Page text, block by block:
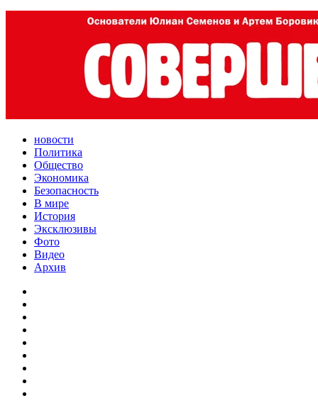
новости
Политика
Общество
Экономика
Безопасность
В мире
История
Эксклюзивы
Фото
Видео
Архив